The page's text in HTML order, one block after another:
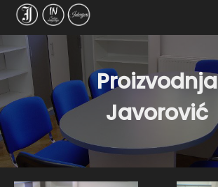
Proizvodnja
Javorović